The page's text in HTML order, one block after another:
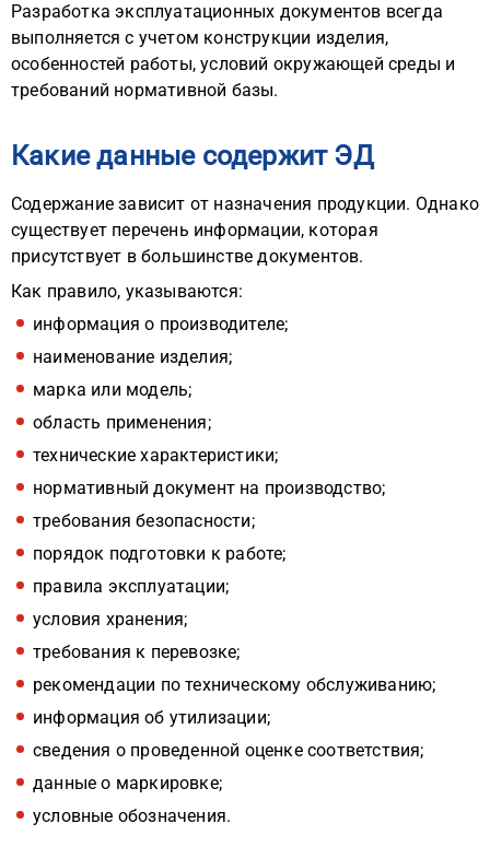
Разработка эксплуатационных документов всегда
выполняется с учетом конструкции изделия,
особенностей работы, условий окружающей среды и
требований нормативной базы.
Какие данные содержит ЭД
Содержание зависит от назначения продукции. Однако
существует перечень информации, которая
присутствует в большинстве документов.
Как правило, указываются:
информация о производителе;
наименование изделия;
марка или модель;
область применения;
технические характеристики;
нормативный документ на производство;
требования безопасности;
порядок подготовки к работе;
правила эксплуатации;
условия хранения;
требования к перевозке;
рекомендации по техническому обслуживанию;
информация об утилизации;
сведения о проведенной оценке соответствия;
данные о маркировке;
условные обозначения.